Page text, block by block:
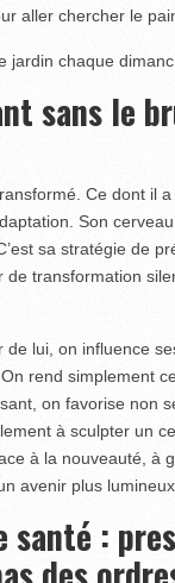
aller chercher le
jardin chaque
sans le
Ce dont il
Son
sa stratégie de
de transformation
de lui, on influence
rend simplement
on favorise non
à sculpter un
à la nouveauté, à
avenir plus lumineux.
santé :